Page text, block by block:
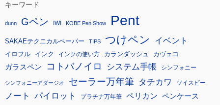
キーワード
dunn Gペン IWI KOBE Pen Show Pent
SAKAEテクニカルペーパー TIPS つけペン イベント
イロフル インク インクの使い方 カランダッシュ カヴェコ
ガラスペン コトバノイロ システム手帳 シンフォニー
シンフォニーアダージオ セーラー万年筆 タチカワ ツイスビー
ノート パイロット プラチナ万年筆 ペリカン ペンケース